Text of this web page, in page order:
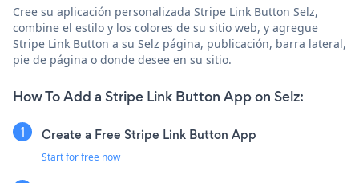
Cree su aplicación personalizada Stripe Link Button Selz,
combine el estilo y los colores de su sitio web, y agregue
Stripe Link Button a su Selz página, publicación, barra lateral,
pie de página o donde desee en su sitio.
How To Add a Stripe Link Button App on Selz:
Create a Free Stripe Link Button App
Start for free now